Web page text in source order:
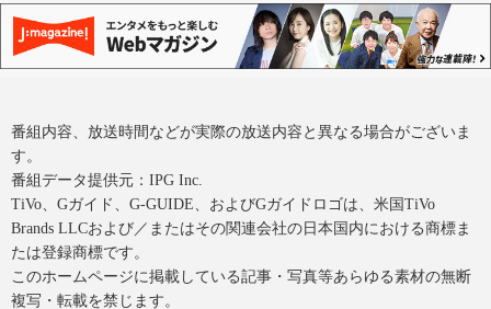
番組内容、放送時間などが実際の放送内容と異なる場合がございま
す。
番組データ提供元：IPG Inc.
TiVo、Gガイド、G-GUIDE、およびGガイドロゴは、米国TiVo
Brands LLCおよび／またはその関連会社の日本国内における商標ま
たは登録商標です。
このホームページに掲載している記事・写真等あらゆる素材の無断
複写・転載を禁じます。